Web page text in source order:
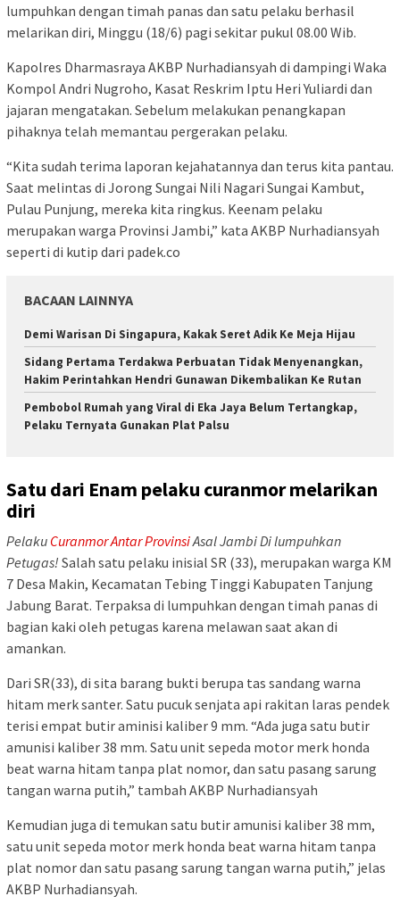
lumpuhkan dengan timah panas dan satu pelaku berhasil
melarikan diri, Minggu (18/6) pagi sekitar pukul 08.00 Wib.
Kapolres Dharmasraya AKBP Nurhadiansyah di dampingi Waka
Kompol Andri Nugroho, Kasat Reskrim Iptu Heri Yuliardi dan
jajaran mengatakan. Sebelum melakukan penangkapan
pihaknya telah memantau pergerakan pelaku.
“Kita sudah terima laporan kejahatannya dan terus kita pantau.
Saat melintas di Jorong Sungai Nili Nagari Sungai Kambut,
Pulau Punjung, mereka kita ringkus. Keenam pelaku
merupakan warga Provinsi Jambi,” kata AKBP Nurhadiansyah
seperti di kutip dari padek.co
BACAAN LAINNYA
Demi Warisan Di Singapura, Kakak Seret Adik Ke Meja Hijau
Sidang Pertama Terdakwa Perbuatan Tidak Menyenangkan,
Hakim Perintahkan Hendri Gunawan Dikembalikan Ke Rutan
Pembobol Rumah yang Viral di Eka Jaya Belum Tertangkap,
Pelaku Ternyata Gunakan Plat Palsu
Satu dari Enam pelaku curanmor melarikan
diri
Pelaku Curanmor Antar ProvinsiAsal Jambi Di lumpuhkan
Petugas! Salah satu pelaku inisial SR (33), merupakan warga KM
7 Desa Makin, Kecamatan Tebing Tinggi Kabupaten Tanjung
Jabung Barat. Terpaksa di lumpuhkan dengan timah panas di
bagian kaki oleh petugas karena melawan saat akan di
amankan.
Dari SR(33), di sita barang bukti berupa tas sandang warna
hitam merk santer. Satu pucuk senjata api rakitan laras pendek
terisi empat butir aminisi kaliber 9 mm. “Ada juga satu butir
amunisi kaliber 38 mm. Satu unit sepeda motor merk honda
beat warna hitam tanpa plat nomor, dan satu pasang sarung
tangan warna putih,” tambah AKBP Nurhadiansyah
Kemudian juga di temukan satu butir amunisi kaliber 38 mm,
satu unit sepeda motor merk honda beat warna hitam tanpa
plat nomor dan satu pasang sarung tangan warna putih,” jelas
AKBP Nurhadiansyah.